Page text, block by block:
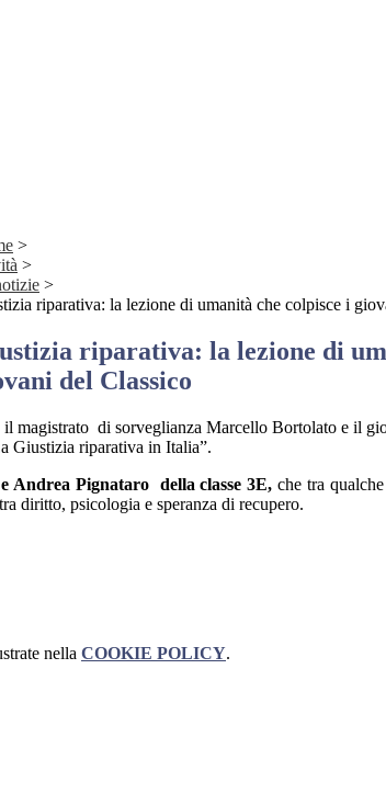
>
>
>
riparativa: la lezione di umanità che colpisce i
riparativa: la lezione di
del Classico
magistrato di sorveglianza Marcello Bortolato e il
Giustizia riparativa in Italia”.
Andrea Pignataro della classe 3E,che tra
diritto, psicologia e speranza di recupero.
nella COOKIE POLICY.